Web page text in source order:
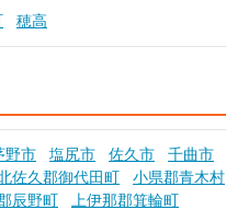
穂高
野市 塩尻市 佐久市 千曲市
佐久郡御代田町
小県郡青木村
辰野町 上伊那郡箕輪町